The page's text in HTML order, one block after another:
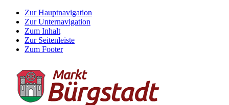
Zur Hauptnavigation
Zur Unternavigation
Zum Inhalt
Zur Seitenleiste
Zum Footer